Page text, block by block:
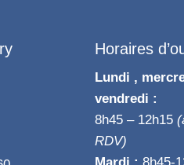
Horaires
Lundi ,
vendredi :
8h45 – 12h15
RDV)